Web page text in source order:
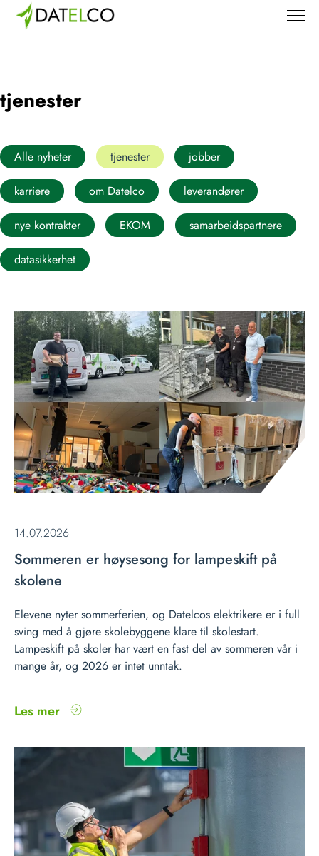
tjenester
Alle nyheter tjenester jobber
karriere om Datelco leverandører
nye kontrakter EKOM samarbeidspartnere
datasikkerhet
14.07.2026
Sommeren er høysesong for lampeskift på
skolene
Elevene nyter sommerferien, og Datelcos elektrikere er i full
sving med å gjøre skolebyggene klare til skolestart.
Lampeskift på skoler har vært en fast del av sommeren vår i
mange år, og 2026 er intet unntak.
Les mer